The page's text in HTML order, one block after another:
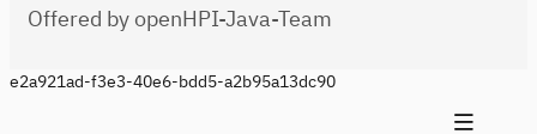
Offered by openHPI-Java-Team
e2a921ad-f3e3-40e6-bdd5-a2b95a13dc90